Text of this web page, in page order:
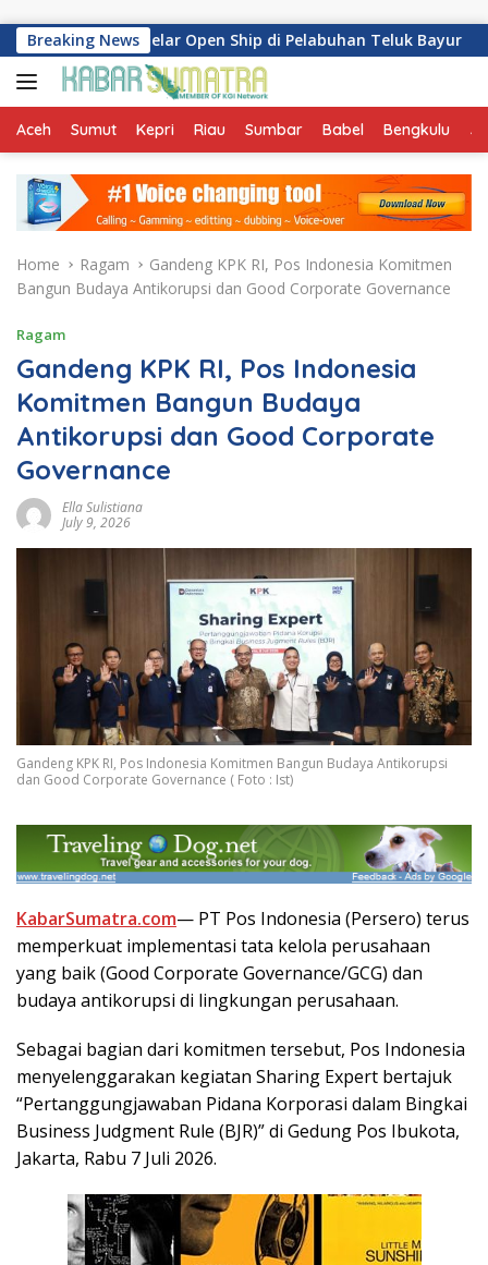
Breaking News
518 Gelar Open Ship di Pelabuhan Teluk Bayur
Aceh Sumut Kepri Riau Sumbar Babel Bengkulu
Home Ragam
Gandeng KPK RI, Pos Indonesia Komitmen
Bangun Budaya Antikorupsi dan Good Corporate Governance
Ragam
Gandeng KPK RI, Pos Indonesia
Komitmen Bangun Budaya
Antikorupsi dan Good Corporate
Governance
Ella Sulistiana
July 9, 2026
Gandeng KPK RI, Pos Indonesia Komitmen Bangun Budaya Antikorupsi
dan Good Corporate Governance ( Foto : Ist)
KabarSumatra.com— PT Pos Indonesia (Persero) terus
memperkuat implementasi tata kelola perusahaan
yang baik (Good Corporate Governance/GCG) dan
budaya antikorupsi di lingkungan perusahaan.
Sebagai bagian dari komitmen tersebut, Pos Indonesia
menyelenggarakan kegiatan Sharing Expert bertajuk
“Pertanggungjawaban Pidana Korporasi dalam Bingkai
Business Judgment Rule (BJR)” di Gedung Pos Ibukota,
Jakarta, Rabu 7 Juli 2026.